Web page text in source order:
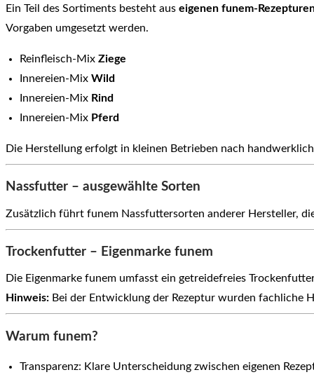
Ein Teil des Sortiments besteht aus eigenen funem-
Vorgaben umgesetzt werden.
Reinfleisch-Mix Ziege
Innereien-Mix Wild
Innereien-Mix Rind
Innereien-Mix Pferd
Die Herstellung erfolgt in kleinen Betrieben nach
Nassfutter – ausgewählte Sorten
Zusätzlich führt funem Nassfuttersorten anderer Hersteller,
Trockenfutter – Eigenmarke funem
Die Eigenmarke funem umfasst ein getreidefreies
Hinweis: Bei der Entwicklung der Rezeptur wurden fachliche
Warum funem?
Transparenz: Klare Unterscheidung zwischen eigenen